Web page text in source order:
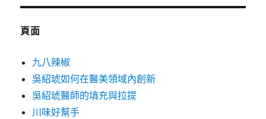
鍵
頁面
九八辣椒
吳紹琥如何在醫美領域內創新
吳紹琥醫師的填充與拉提
川味好幫手